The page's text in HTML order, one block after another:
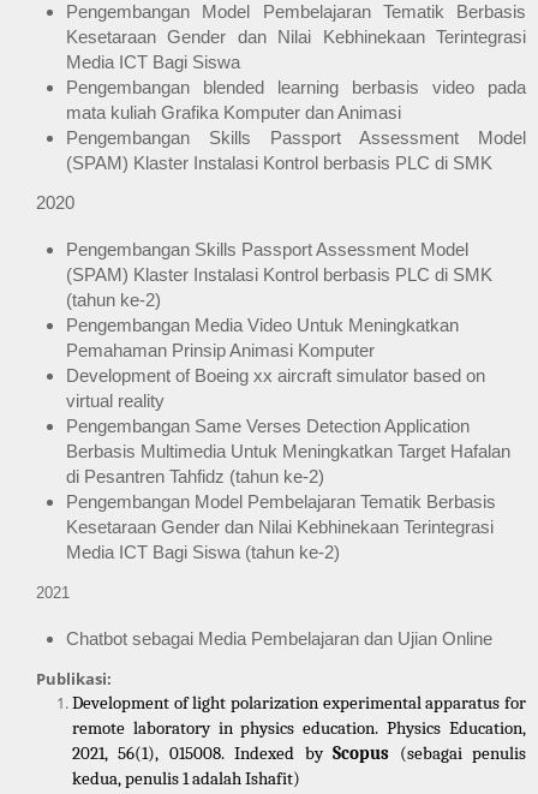
Pengembangan Model Pembelajaran Tematik Berbasis
Kesetaraan Gender dan Nilai Kebhinekaan Terintegrasi
Media ICT Bagi Siswa
Pengembangan blended learning berbasis video pada
mata kuliah Grafika Komputer dan Animasi
Pengembangan Skills Passport Assessment Model
(SPAM) Klaster Instalasi Kontrol berbasis PLC di SMK
2020
Pengembangan Skills Passport Assessment Model
(SPAM) Klaster Instalasi Kontrol berbasis PLC di SMK
(tahun ke-2)
Pengembangan Media Video Untuk Meningkatkan
Pemahaman Prinsip Animasi Komputer
Development of Boeing xx aircraft simulator based on
virtual reality
Pengembangan Same Verses Detection Application
Berbasis Multimedia Untuk Meningkatkan Target Hafalan
di Pesantren Tahfidz (tahun ke-2)
Pengembangan Model Pembelajaran Tematik Berbasis
Kesetaraan Gender dan Nilai Kebhinekaan Terintegrasi
Media ICT Bagi Siswa (tahun ke-2)
2021
Chatbot sebagai Media Pembelajaran dan Ujian Online
Publikasi:
Development of light polarization experimental apparatus for
remote laboratory in physics education. Physics Education,
2021, 56(1), 015008. Indexed by Scopus (sebagai penulis
kedua, penulis 1 adalah Ishafit)